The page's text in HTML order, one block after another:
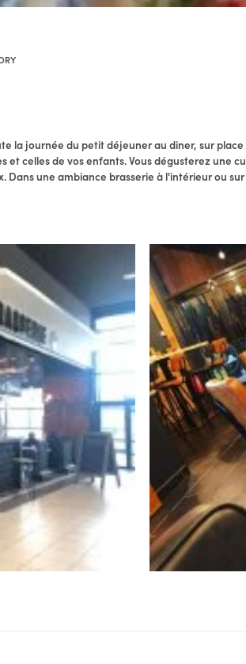
la journée du petit déjeuner au diner, sur
et celles de vos enfants. Vous dégusterez une
Dans une ambiance brasserie à l'intérieur ou